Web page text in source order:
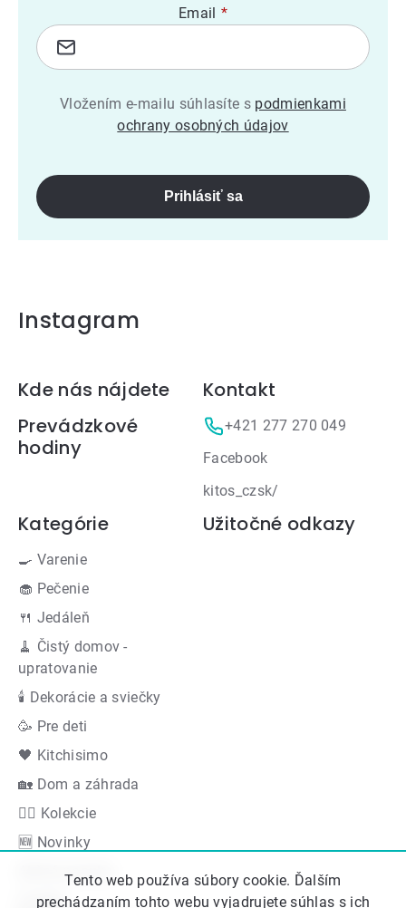
Tento web používa súbory cookie. Ďalším
prechádzaním tohto webu vyjadrujete súhlas s ich
Email
Vložením e-mailu súhlasíte s podmienkami
ochrany osobných údajov
Prihlásiť sa
Instagram
Zápätie
Kde nás nájdete
Prevádzkové
hodiny
Kontakt
+421 277 270 049
Facebook
kitos_czsk/
Kategórie
🍳 Varenie
🧁 Pečenie
🍴 Jedáleň
🧹 Čistý domov -
upratovanie
🕯 Dekorácie a sviečky
🥳 Pre deti
🖤 Kitchisimo
🏡 Dom a záhrada
👍🏻 Kolekcie
🆕 Novinky
Akčná ponuka
Značky
Užitočné odkazy